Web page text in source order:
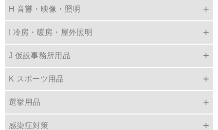
H 音響・映像・照明
I 冷房・暖房・屋外照明
J 仮設事務所用品
K スポーツ用品
選挙用品
感染症対策